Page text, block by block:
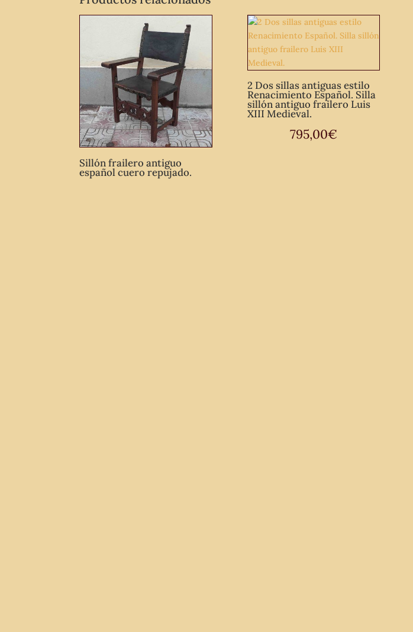
Sillón frailero antiguo
español cuero repujado.
2 Dos sillas antiguas estilo
Renacimiento Español. Silla
sillón antiguo frailero Luis
XIII Medieval.
795,00€